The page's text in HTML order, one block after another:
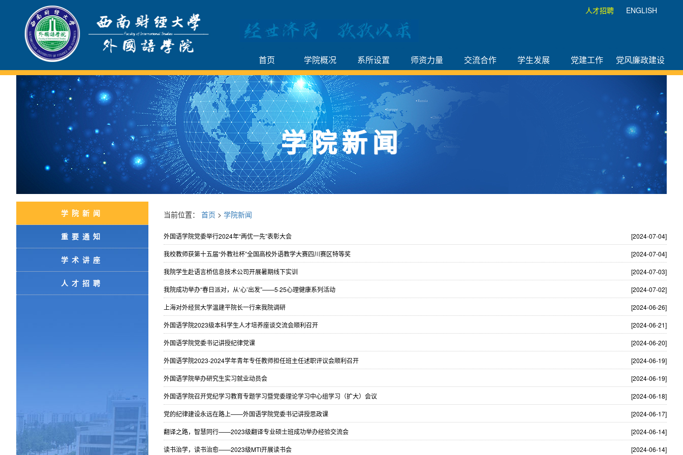
ENGLISH
人才招聘
首页 学院概况 系所设置 师资力量 交流合作 学生发展 党建工作 党风廉政建设
学院新闻
学院新闻
重要通知
学术讲座
人才招聘
当前位置： 首页 > 学院新闻
外国语学院党委举行2024年“两优一先”表彰大会 [2024-07-04]
我校教师获第十五届“外教社杯”全国高校外语教学大赛四川赛区特等奖 [2024-07-04]
我院学生赴语言桥信息技术公司开展暑期线下实训 [2024-07-03]
我院成功举办“春日派对，从‘心’出发”——5·25心理健康系列活动 [2024-07-02]
上海对外经贸大学温建平院长一行来我院调研 [2024-06-26]
外国语学院2023级本科学生人才培养座谈交流会顺利召开 [2024-06-21]
外国语学院党委书记讲授纪律党课 [2024-06-20]
外国语学院2023-2024学年青年专任教师担任班主任述职评议会顺利召开 [2024-06-19]
外国语学院举办研究生实习就业动员会 [2024-06-19]
外国语学院召开党纪学习教育专题学习暨党委理论学习中心组学习（扩大）会议 [2024-06-18]
党的纪律建设永远在路上——外国语学院党委书记讲授思政课 [2024-06-17]
翻译之路，智慧同行——2023级翻译专业硕士班成功举办经验交流会 [2024-06-14]
读书治学，读书治愈——2023级MTI开展读书会 [2024-06-14]